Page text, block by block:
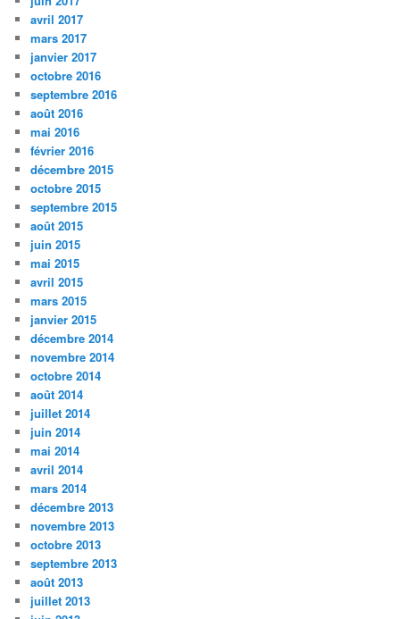
avril 2017
mars 2017
janvier 2017
octobre 2016
septembre 2016
août 2016
mai 2016
février 2016
décembre 2015
octobre 2015
septembre 2015
août 2015
juin 2015
mai 2015
avril 2015
mars 2015
janvier 2015
décembre 2014
novembre 2014
octobre 2014
août 2014
juillet 2014
juin 2014
mai 2014
avril 2014
mars 2014
décembre 2013
novembre 2013
octobre 2013
septembre 2013
août 2013
juillet 2013